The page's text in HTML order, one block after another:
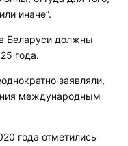
иначе”.
Беларуси должны
года.
заявляли,
международным
года отметились